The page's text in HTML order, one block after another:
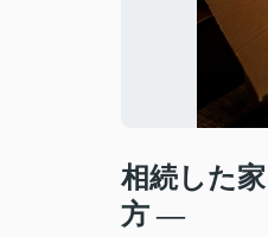
相続した
方 ―